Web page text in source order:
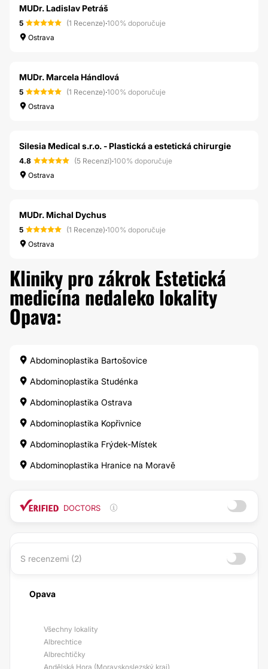
MUDr. Ladislav Petráš
5 (1 Recenze)·100% doporučuje
Ostrava
MUDr. Marcela Hándlová
5 (1 Recenze)·100% doporučuje
Ostrava
Silesia Medical s.r.o. - Plastická a estetická chirurgie
4.8 (5 Recenzí)·100% doporučuje
Ostrava
MUDr. Michal Dychus
5 (1 Recenze)·100% doporučuje
Ostrava
Kliniky pro zákrok Estetická
medicína nedaleko lokality
Opava:
Abdominoplastika Bartošovice
Abdominoplastika Studénka
Abdominoplastika Ostrava
Abdominoplastika Kopřivnice
Abdominoplastika Frýdek-Místek
Abdominoplastika Hranice na Moravě
DOCTORS
S recenzemi (2)
Opava
Všechny lokality
Albrechtice
Albrechtičky
Andělská Hora (Moravskoslezský kraj)